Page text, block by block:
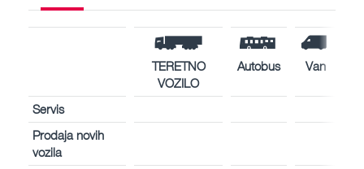
TERETNO
VOZILO
Autobus Van
Servis
Prodaja novih
vozila